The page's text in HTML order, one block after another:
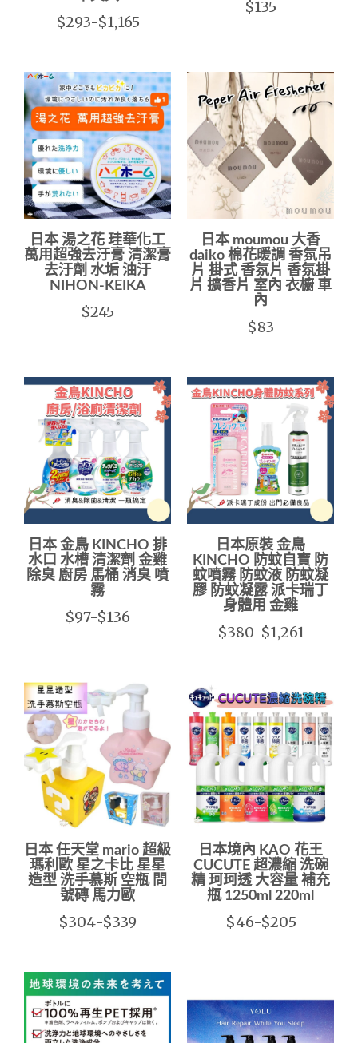
$293-$1,165
$135
日本 湯之花 珪華化工
萬用超強去汙膏 清潔膏
去汙劑 水垢 油汙
NIHON-KEIKA
$245
日本 moumou 大香
daiko 棉花暖調 香氛吊
片 掛式 香氛片 香氛掛
片 擴香片 室內 衣櫥 車
內
$83
日本 金鳥 KINCHO 排
水口 水槽 清潔劑 金雞
除臭 廚房 馬桶 消臭 噴
霧
$97-$136
日本原裝 金鳥
KINCHO 防蚊自寶 防
蚊噴霧 防蚊液 防蚊凝
膠 防蚊凝露 派卡瑞丁
身體用 金雞
$380-$1,261
日本 任天堂 mario 超級
瑪利歐 星之卡比 星星
造型 洗手慕斯 空瓶 問
號磚 馬力歐
$304-$339
日本境內 KAO 花王
CUCUTE 超濃縮 洗碗
精 珂珂透 大容量 補充
瓶 1250ml 220ml
$46-$205